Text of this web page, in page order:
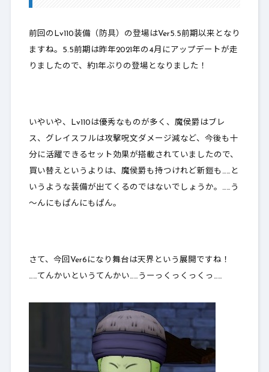
1-3. 聖域の闘衣 ＜武闘家・バトルマスター・
1-5. 聖翼のドレス＜旅芸人・レンジャー・ス
ーパースター・踊り子・遊び人＞
2. 最後に
前回のLv110装備（防具）の登場はVer5.5前期以来となり
ますね。5.5前期は昨年2021年の4月にアップデートが走
りましたので、約1年ぶりの登場となりました！
いやいや、Lv110は優秀なものが多く、魔侯爵はブレ
ス、グレイスフルは攻撃呪文ダメージ減など、今後も十
分に活躍できるセット効果が搭載されていましたので、
買い替えというよりは、魔侯爵も持つけれど新鎧も……と
いうような装備が出てくるのではないでしょうか。……う
～んにもぱんにもぱん。
さて、今回Ver6になり舞台は天界という展開ですね！
……てんかいというてんかい……うーっくっくっくっ……